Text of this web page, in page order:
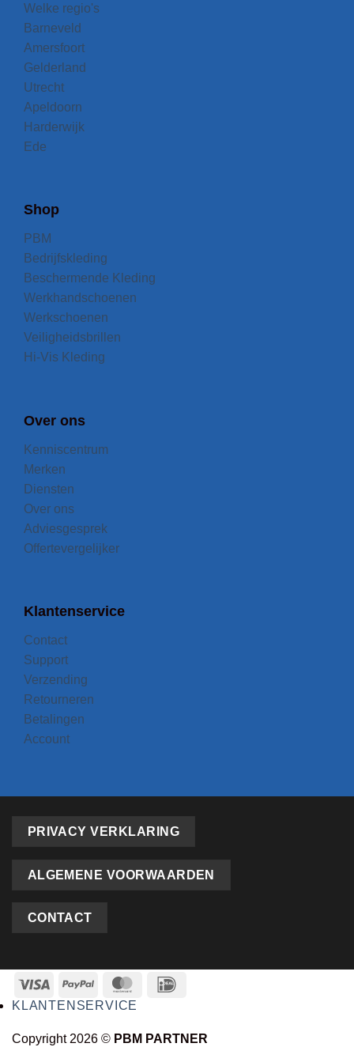
Welke regio's
Barneveld
Amersfoort
Gelderland
Utrecht
Apeldoorn
Harderwijk
Ede
Shop
PBM
Bedrijfskleding
Beschermende Kleding
Werkhandschoenen
Werkschoenen
Veiligheidsbrillen
Hi-Vis Kleding
Over ons
Kenniscentrum
Merken
Diensten
Over ons
Adviesgesprek
Offertevergelijker
Klantenservice
Contact
Support
Verzending
Retourneren
Betalingen
Account
PRIVACY VERKLARING
ALGEMENE VOORWAARDEN
CONTACT
KLANTENSERVICE
Copyright 2026 © PBM PARTNER